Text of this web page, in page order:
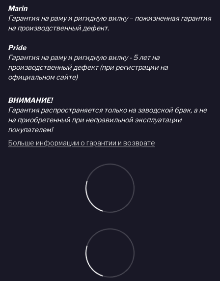
Marin
Гарантия на раму и ригидную вилку – пожизненная гарантия
на производственный дефект.
Pride
Гарантия на раму и ригидную вилку - 5 лет на
производственный дефект (при регистрации на
официальном сайте)
ВНИМАНИЕ!
Гарантия распространяется только на заводской брак, а не
на приобретенный при неправильной эксплуатации
покупателем!
Больше информации о гарантии и возврате